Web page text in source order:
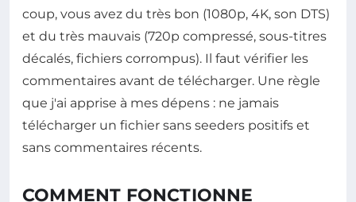
coup, vous avez du très bon (1080p, 4K, son DTS)
et du très mauvais (720p compressé, sous-titres
décalés, fichiers corrompus). Il faut vérifier les
commentaires avant de télécharger. Une règle
que j'ai apprise à mes dépens : ne jamais
télécharger un fichier sans seeders positifs et
sans commentaires récents.
COMMENT FONCTIONNE